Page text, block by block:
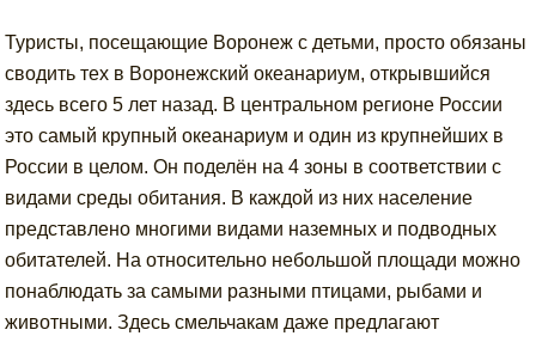
Туристы, посещающие Воронеж с детьми, просто обязаны
сводить тех в Воронежский океанариум, открывшийся
здесь всего 5 лет назад. В центральном регионе России
это самый крупный океанариум и один из крупнейших в
России в целом. Он поделён на 4 зоны в соответствии с
видами среды обитания. В каждой из них население
представлено многими видами наземных и подводных
обитателей. На относительно небольшой площади можно
понаблюдать за самыми разными птицами, рыбами и
животными. Здесь смельчакам даже предлагают